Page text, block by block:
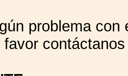
problema
favor